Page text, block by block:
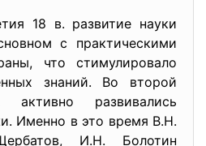
18 в. развитие науки
с практическими
что стимулировало
знаний. Во второй
развивались
Именно в это время В.Н.
И.Н. Болотин